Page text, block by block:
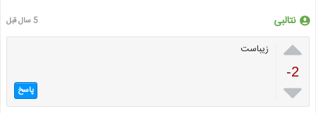
نتالبی 5 سال قبل

-2

زیباست
پاسخ